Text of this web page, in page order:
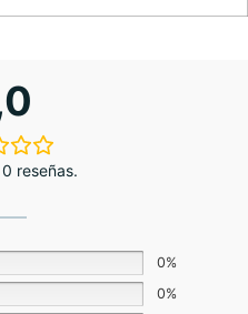
reseñas.
0%
0%